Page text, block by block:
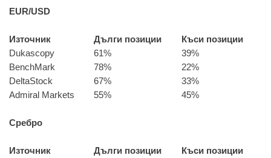
EUR/USD
Източник Дълги позиции
Къси позиции
Dukascopy
61%
39%
BenchMark
78%
22%
DeltaStock
67%
33%
Admiral Markets
55% 45%
Сребро
Източник Дълги позиции
Къси позиции